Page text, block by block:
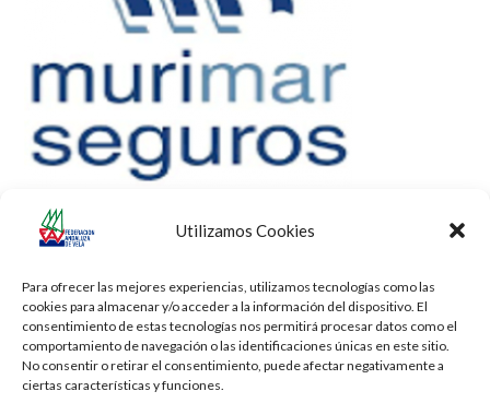
Utilizamos Cookies
Para ofrecer las mejores experiencias, utilizamos tecnologías como las
cookies para almacenar y/o acceder a la información del dispositivo. El
consentimiento de estas tecnologías nos permitirá procesar datos como el
comportamiento de navegación o las identificaciones únicas en este sitio.
No consentir o retirar el consentimiento, puede afectar negativamente a
ciertas características y funciones.